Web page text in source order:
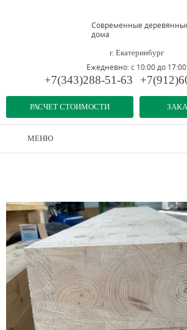
Современные
дома
г. Екатеринбург
РАСЧЕТ СТОИМОСТИ
Ежедневно: с 10:00 до 17:00
+7(343)288-51-63
МЕНЮ